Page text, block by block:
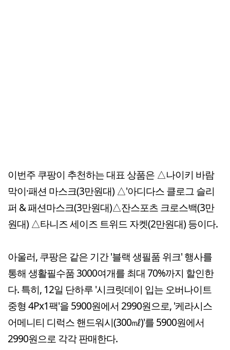
이번주 쿠팡이 추천하는 대표 상품은 △나이키 바람
막이·패션 마스크(3만원대) △'아디다스 클로그 슬리
퍼 & 패션마스크(3만원대)△잔스포츠 크로스백(3만
원대) △타니즈 세이즈 트위드 자켓(2만원대) 등이다.
아울러, 쿠팡은 같은 기간 '블랙 생필품 위크' 행사를
통해 생활필수품 3000여개를 최대 70%까지 할인한
다. 특히, 12일 단하루 '시크릿데이 입는 오버나이트
중형 4Px1팩'을 5900원에서 2990원으로, '케라시스
어메니티 디럭스 핸드워시(300㎖)'를 5900원에서
2990원으로 각각 판매한다.